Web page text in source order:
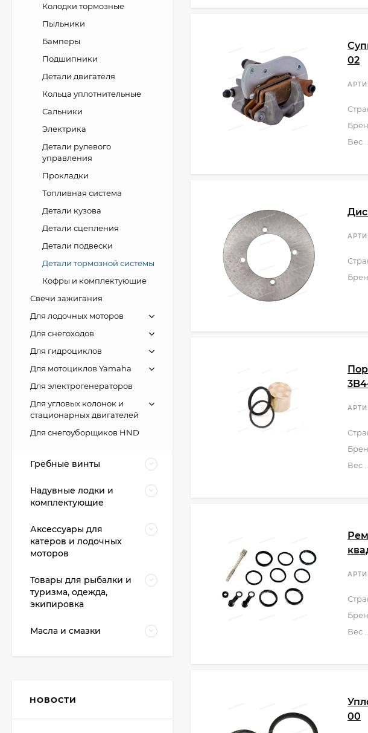
02
Вес
Вес
Вес
00
Колодки тормозные
Пыльники
Бамперы
Подшипники
Детали двигателя
Кольца уплотнительные
Сальники
Электрика
Детали рулевого
управления
Прокладки
Топливная система
Детали кузова
Детали сцепления
Детали подвески
Детали тормозной системы
Кофры и комплектующие
Свечи зажигания
Для лодочных моторов
Для снегоходов
Для гидроциклов
Для мотоциклов Yamaha
Для электрогенераторов
Для угловых колонок и
стационарных двигателей
Для снегоуборщиков HND
Гребные винты
Надувные лодки и
комплектующие
Аксессуары для
катеров и лодочных
моторов
Товары для рыбалки и
туризма, одежда,
экипировка
Масла и смазки
НОВОСТИ